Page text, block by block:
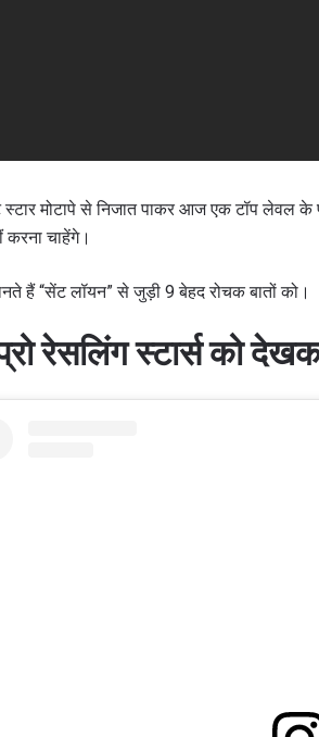
स्टार मोटापे से निजात पाकर आज एक टॉप
करना चाहेंगे।
हैं “सेंट लॉयन” से जुड़ी 9 बेहद रोचक बातों को।
रेसलिंग स्टार्स को